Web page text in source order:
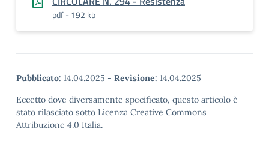
pdf - 192 kb
Pubblicato: 14.04.2025 - Revisione: 14.04.2025
Eccetto dove diversamente specificato, questo articolo è
stato rilasciato sotto Licenza Creative Commons
Attribuzione 4.0 Italia.